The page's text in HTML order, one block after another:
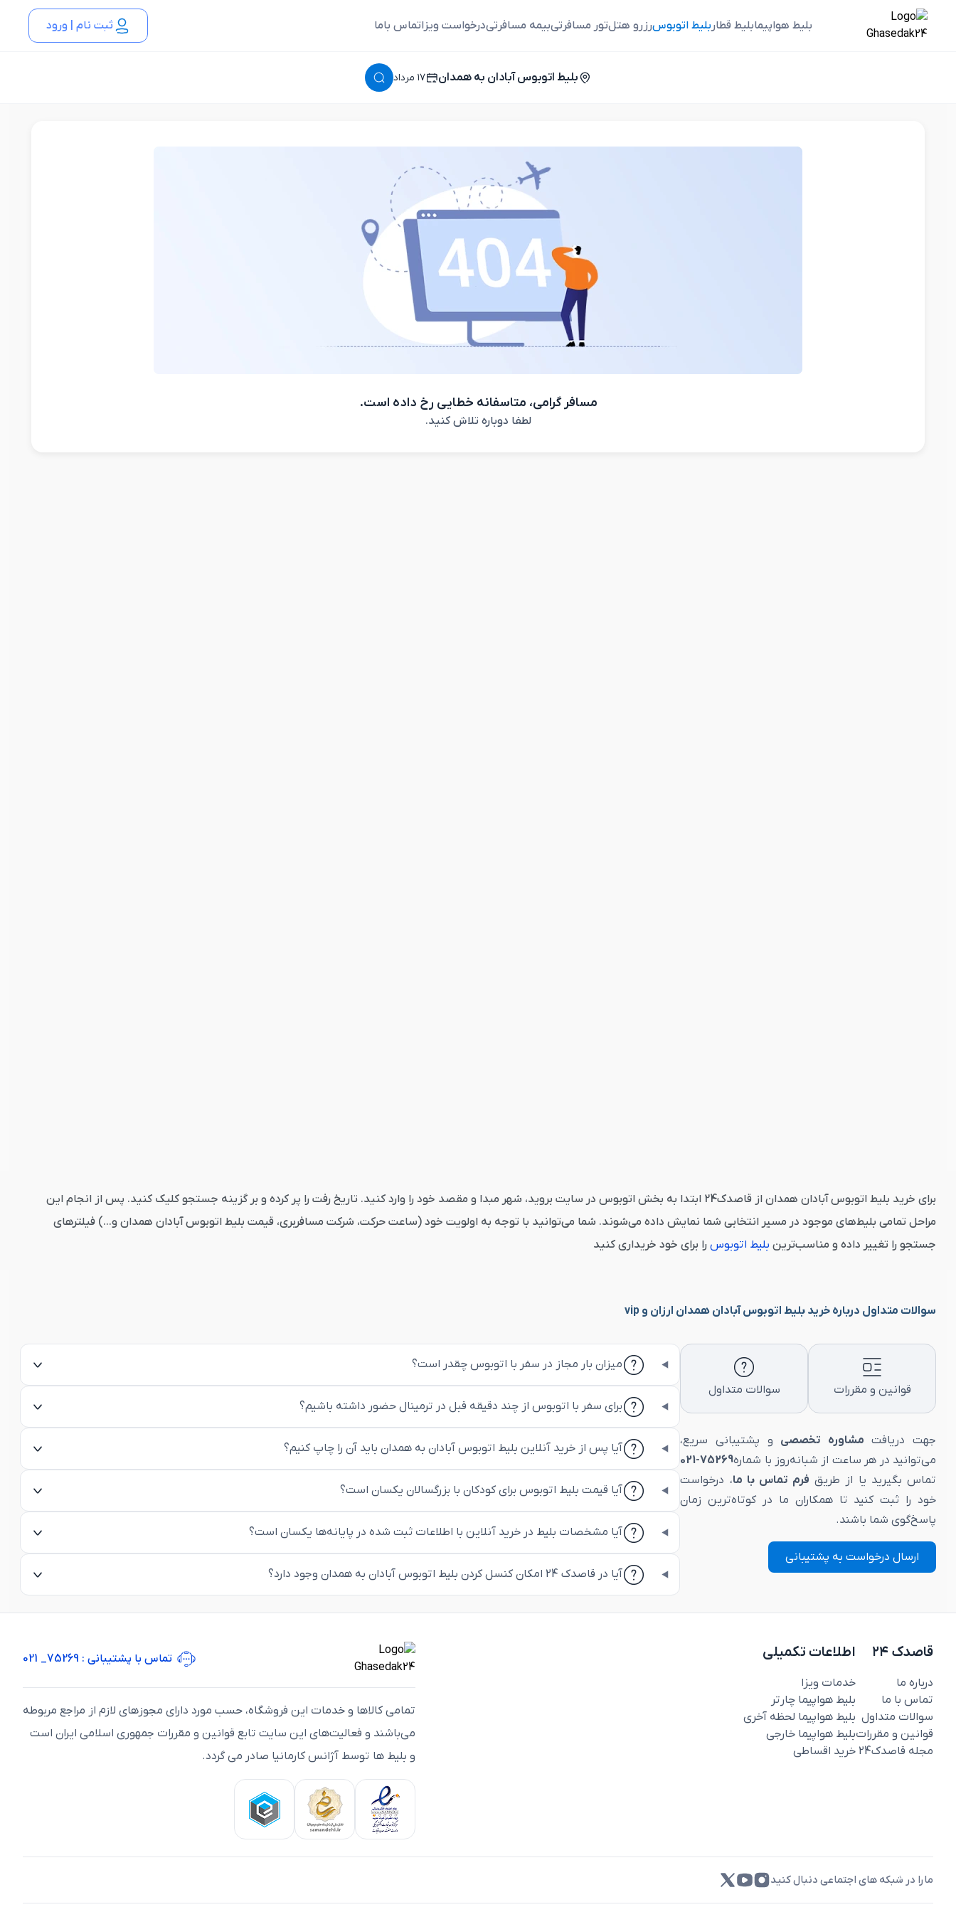
بلیط هواپیمابلیط قطاربلیط اتوبوسرزرو هتلتور مسافرتیبیمه مسافرتیدرخواست ویزاتماس باما ثبت نام | ورود
بلیط اتوبوس آبادان به همدان ١٧ مرداد
مسافر گرامی، متاسفانه خطایی رخ داده است.
لطفا دوباره تلاش کنید.
برای خرید بلیط اتوبوس آبادان همدان از قاصدک24 ابتدا به بخش اتوبوس در سایت بروید، شهر مبدا و مقصد خود را وارد کنید. تاریخ رفت را پر کرده و بر گزینه جستجو کلیک کنید. پس از انجام این
مراحل تمامی بلیط‌های موجود در مسیر انتخابی شما نمایش داده می‌شوند. شما می‌توانید با توجه به اولویت خود (ساعت حرکت، شرکت مسافربری، قیمت بلیط اتوبوس آبادان همدان و...) فیلترهای
جستجو را تغییر داده و مناسب‌ترین بلیط اتوبوس را برای خود خریداری کنید
سوالات متداول درباره خرید بلیط اتوبوس آبادان همدان ارزان و vip
قوانین و مقررات سوالات متداول
جهت دریافت مشاوره تخصصی و پشتیبانی سریع،
می‌توانید در هر ساعت از شبانه‌روز با شماره75269-021
تماس بگیرید یا از طریق فرم تماس با ما، درخواست
خود را ثبت کنید تا همکاران ما در کوتاه‌ترین زمان
پاسخ‌گوی شما باشند.
ارسال درخواست به پشتیبانی
میزان بار مجاز در سفر با اتوبوس چقدر است؟
برای سفر با اتوبوس از چند دقیقه قبل در ترمینال حضور داشته باشیم؟
آیا پس از خرید آنلاین بلیط اتوبوس آبادان به همدان باید آن را چاپ کنیم؟
آیا قیمت بلیط اتوبوس برای کودکان با بزرگسالان یکسان است؟
آیا مشخصات بلیط در خرید آنلاین با اطلاعات ثبت شده در پایانه‌ها یکسان است؟
آیا در قاصدک 24 امکان کنسل کردن بلیط اتوبوس آبادان به همدان وجود دارد؟
قاصدک ۲۴
درباره ما
تماس با ما
سوالات متداول
قوانین و مقررات
مجله قاصدک‌24
اطلاعات تکمیلی
خدمات ویزا
بلیط هواپیما چارتر
بلیط هواپیما لحظه آخری
بلیط هواپیما خارجی
خرید اقساطی
تماس با پشتیبانی : 75269_ 021
تمامی كالاها و خدمات اين فروشگاه، حسب مورد دارای مجوزهای لازم از مراجع مربوطه
می‌باشند و فعاليت‌های اين سايت تابع قوانين و مقررات جمهوری اسلامی ايران است
و بلیط ها توسط آژانس کارمانیا صادر می گردد.
مارا در شبکه های اجتماعی دنبال کنید